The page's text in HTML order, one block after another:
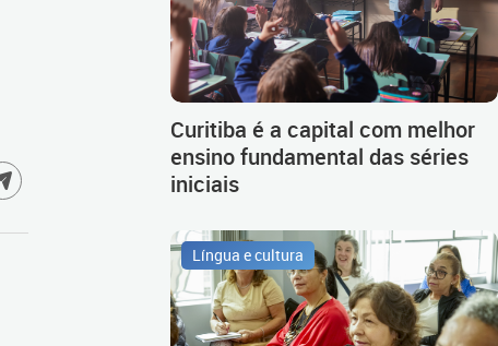
Curitiba é a capital com melhor
ensino fundamental das séries
iniciais
Língua e cultura